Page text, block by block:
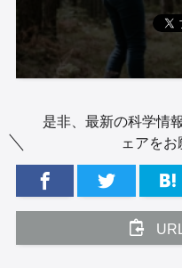
是非、最新の科学情
ェアをお